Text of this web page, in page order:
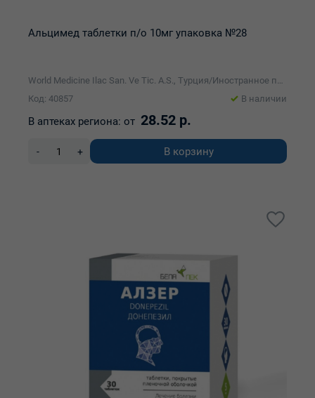
Альцимед таблетки п/о 10мг упаковка №28
World Medicine Ilac San. Ve Tic. A.S., Турция/Иностранное производственно-торговое унитарное предприятие Реб-Фарма
Код: 40857
В наличии
В аптеках региона: от 28.52 р.
- + В корзину